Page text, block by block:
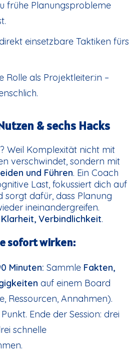
frühe Planungsprobleme
einsetzbare Taktiken fürs
Rolle als Projektleiter:in –
& sechs Hacks
Weil Komplexität nicht mit
verschwindet, sondern mit
und Führen. Ein Coach
Last, fokussiert dich auf
sorgt dafür, dass Planung
ineinandergreifen.
Verbindlichkeit.
sofort wirken:
Minuten: Sammle Fakten,
auf einem Board
Ressourcen, Annahmen).
Ende der Session: drei
schnelle